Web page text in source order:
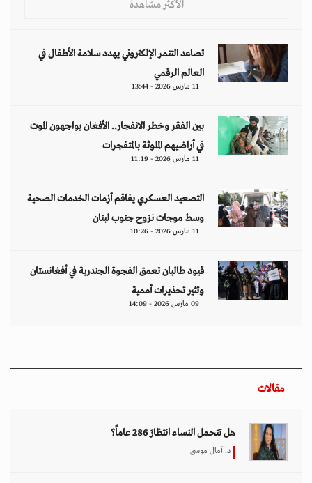
الأكثر مشاهدة
تصاعد التنمر الإلكتروني يهدد سلامة الأطفال في
العالم الرقمي
11 مارس 2026 - 13:44
بين الفقر وخطر الانفجار.. الأفغان يواجهون الموت
في أراضيهم الملوثة بالمتفجرات
11 مارس 2026 - 11:19
التصعيد العسكري يفاقم أزمات الخدمات الصحية
وسط موجات نزوح جنوب لبنان
11 مارس 2026 - 10:26
قيود طالبان تعمق الفجوة الجندرية في أفغانستان
وتثير تحذيرات أممية
09 مارس 2026 - 14:09
مقالات
هل تتحمل النساء انتظارَ 286 عاماً؟
د. آمال موسى